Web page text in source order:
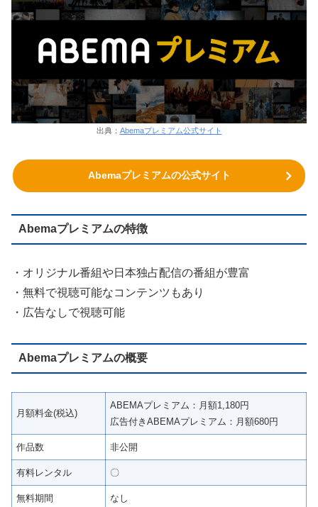
出典： Abemaプレミアム公式サイト
Abemaプレミアムの公式サイト
Abemaプレミアムの特徴
・オリジナル番組や日本独占配信の番組が豊富
・無料で視聴可能なコンテンツもあり
・広告なしで視聴可能
Abemaプレミアムの概要
月額料金(税込)
ABEMAプレミアム：月額1,180円
広告付きABEMAプレミアム：月額680円
作品数 非公開
有料レンタル 〇
無料期間 なし